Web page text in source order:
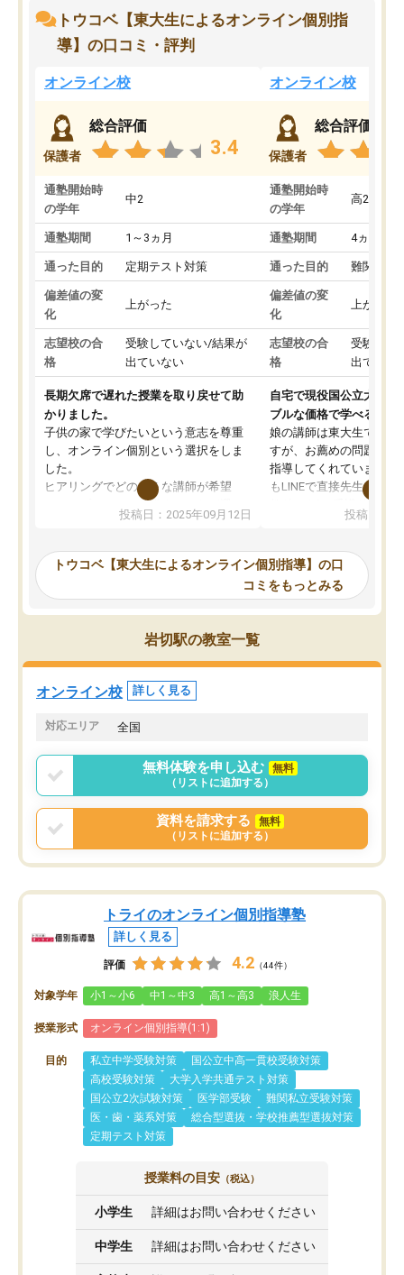
トウコベ【東大生によるオンライン個別指
導】の口コミ・評判
オンライン校
保護者
総合評価
3.4
通塾開始時
の学年
中2
通塾期間 1～3ヵ月
通った目的 定期テスト対策
偏差値の変
化
上がった
志望校の合
格
受験していない/結果が
出ていない
長期欠席で遅れた授業を取り戻せて助
かりました。
子供の家で学びたいという意志を尊重
し、オンライン個別という選択をしま
した。
ヒアリングでどのような講師が希望
か、オプションは付帯するかなど選ぶ
事が出来ました。
ーティングを行い、その講師で良いか
見てから講師を決定する事ができま
す。
うちの子は、初回面談の講師の方で決
オンラインツールを使用した単語帳の
共有があり宿題もそちらで出される形
でした。
言う事で講師変更の申し出があり、あ
まりに短期での変更だった為、塾に通
う事にして退会しました。遅れも取り
戻せ、授業内容や講師の方は良かった
と思います。
投稿日：2025年09月12日
オンライン校
保護者
総合評価
通塾開始時
の学年
高2
通塾期間 4ヵ月～1
通った目的 難関私立
偏差値の変
化
上がった
志望校の合
格
受験して
出ていな
自宅で現役国公立大学生
ブルな価格で学べる
娘の講師は東大生では無
すが、お薦めの問題集や
指導してくれています。
もLINEで直接先生に質問
めれるので、個人に合
いなのがあり(有料)、受
ことをどんなスケジュー
くか相談したのですが、
ち期待したものではなく
くなってきたようなので
投稿日：
トウコベ【東大生によるオンライン個別指導】の口
コミをもっとみる
岩切駅の教室一覧
オンライン校 詳しく見る
対応エリア 全国
無料体験を申し込む
無料
（リストに追加する）
資料を請求する
無料
（リストに追加する）
トライのオンライン個別指導塾
詳しく見る
評価 4.2 （44件）
対象学年 小1～小6 中1～中3 高1～高3 浪人生
授業形式 オンライン個別指導(1:1)
目的 私立中学受験対策
国公立中高一貫校受験対策
高校受験対策
大学入学共通テスト対策
国公立2次試験対策
医学部受験
難関私立受験対策
医・歯・薬系対策
総合型選抜・学校推薦型選抜対策
定期テスト対策
授業料の目安 （税込）
小学生 詳細はお問い合わせください
中学生 詳細はお問い合わせください